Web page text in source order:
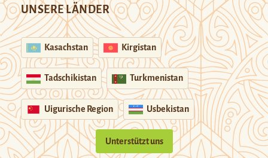
UNSERE LÄNDER
Kasachstan Kirgistan
Tadschikistan Turkmenistan
Uigurische Region Usbekistan
Unterstützt uns